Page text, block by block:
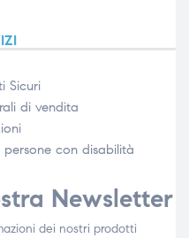
Sicuri
di vendita
con disabilità​
Newsletter
dei nostri prodotti